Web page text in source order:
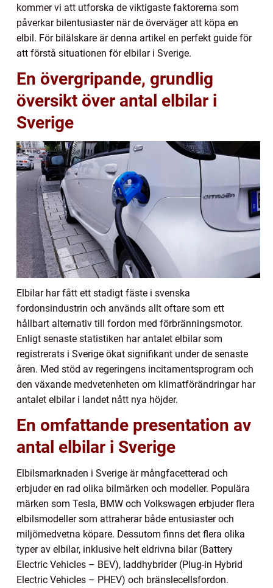
kommer vi att utforska de viktigaste faktorerna som
påverkar bilentusiaster när de överväger att köpa en
elbil. För bilälskare är denna artikel en perfekt guide för
att förstå situationen för elbilar i Sverige.
En övergripande, grundlig
översikt över antal elbilar i
Sverige
Elbilar har fått ett stadigt fäste i svenska
fordonsindustrin och används allt oftare som ett
hållbart alternativ till fordon med förbränningsmotor.
Enligt senaste statistiken har antalet elbilar som
registrerats i Sverige ökat signifikant under de senaste
åren. Med stöd av regeringens incitamentsprogram och
den växande medvetenheten om klimatförändringar har
antalet elbilar i landet nått nya höjder.
En omfattande presentation av
antal elbilar i Sverige
Elbilsmarknaden i Sverige är mångfacetterad och
erbjuder en rad olika bilmärken och modeller. Populära
märken som Tesla, BMW och Volkswagen erbjuder flera
elbilsmodeller som attraherar både entusiaster och
miljömedvetna köpare. Dessutom finns det flera olika
typer av elbilar, inklusive helt eldrivna bilar (Battery
Electric Vehicles – BEV), laddhybrider (Plug-in Hybrid
Electric Vehicles – PHEV) och bränslecellsfordon.